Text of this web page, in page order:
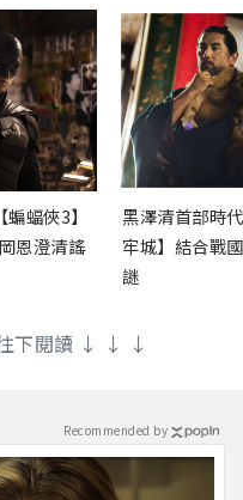
蝠俠3】
恩澄清謠
黑澤清首部時
牢城】結合戰
謎
下閱讀 ↓ ↓ ↓
Recommended by